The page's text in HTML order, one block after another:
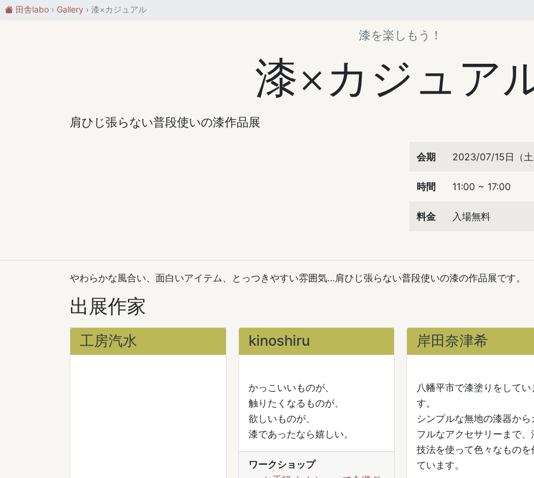
田舎labo Gallery 漆×カジュアル
漆を楽しもう！
漆×カジュア
肩ひじ張らない普段使いの漆作品展
会期 2023/07/15日（
時間 11:00 ~ 17:00
料金 入場無料
やわらかな風合い、面白いアイテム、とっつきやすい雰囲気…肩ひじ張らない普段使いの漆の作品展です。
出展作家
工房汽水 kinoshiru
かっこいいものが、
触りたくなるものが、
欲しいものが、
漆であったなら嬉しい。
ワークショップ
岸田奈津希
八幡平市で漆塗りをしてい
す。
シンプルな無地の漆器から
フルなアクセサリーまで、
技法を使って色々なものを
ています。